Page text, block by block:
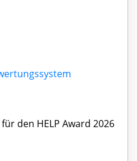
den HELP Award 2026